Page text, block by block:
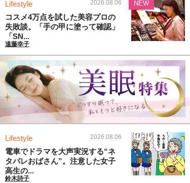
Lifestyle 2026.08.06
コスメ4万点を試した美容プロの
失敗談。「手の甲に塗って確認」
「SN...
遠藤幸子
NEW
Lifestyle 2026.08.06
電車でドラマを大声実況する“ネ
タバレおばさん”。注意した女子
高生の...
鈴木詩子